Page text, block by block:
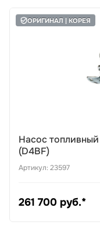
ОРИГИНАЛ | КОРЕЯ
Насос
(D4BF)
Артикул: 23597
261 700 руб.*